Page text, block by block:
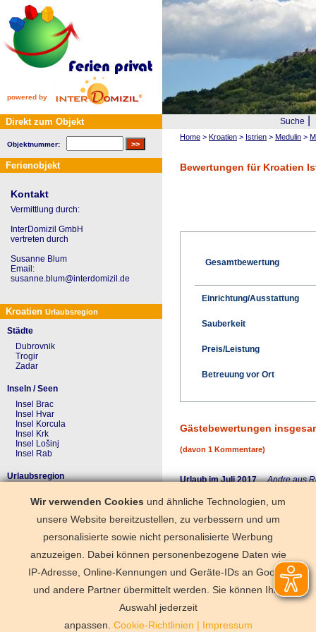
powered by
Suche
Home > Kroatien > Istrien > Medulin >
Bewertungen für Kroatien
Gesamtbewertung
Einrichtung/Ausstattung
Sauberkeit
Preis/Leistung
Betreuung vor Ort
Gästebewertungen
(davon 1 Kommentare)
Urlaub im Juli 2017 Andre aus
Ruhige saubere Wohnung.
Einrichtung/Ausstattung
Direkt zum Objekt
Objektnummer:
Ferienobjekt
Kontakt
Vermittlung durch:
InterDomizil GmbH
vertreten durch
Susanne Blum
Email:
susanne.blum@interdomizil.de
Kroatien Urlaubsregion
Städte
Dubrovnik
Trogir
Zadar
Inseln / Seen
Insel Brac
Insel Hvar
Insel Korcula
Insel Krk
Insel Lošinj
Insel Rab
Urlaubsregion
Istrien
Der Merkzettel ist noch ungefüllt
Deutschland Florida
Spanien
Wir verwenden Cookies und ähnliche Technologien, um
unsere Website bereitzustellen, zu verbessern und um
personalisierte sowie nicht personalisierte Werbung
anzuzeigen. Dabei können personenbezogene Daten wie
IP-Adresse, Online-Kennungen und Geräte-IDs an Google
und andere Partner übermittelt werden. Sie können Ihre
Auswahl jederzeit
anpassen. Cookie-Richtlinien | Impressum